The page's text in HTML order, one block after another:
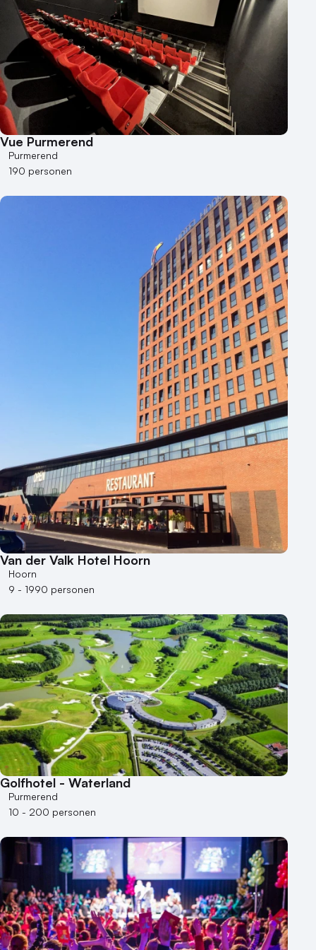
100 - 250 personen
250 - 500 personen
500+ personen
Bijzondere locaties
Buitenlocatie
Duurzame locatie
Groene locatie
Heisessie
Hotel
Hybride events
Vue Purmerend
Purmerend
190 personen
Van der Valk Hotel Hoorn
Hoorn
9 - 1990 personen
Golfhotel - Waterland
Purmerend
10 - 200 personen